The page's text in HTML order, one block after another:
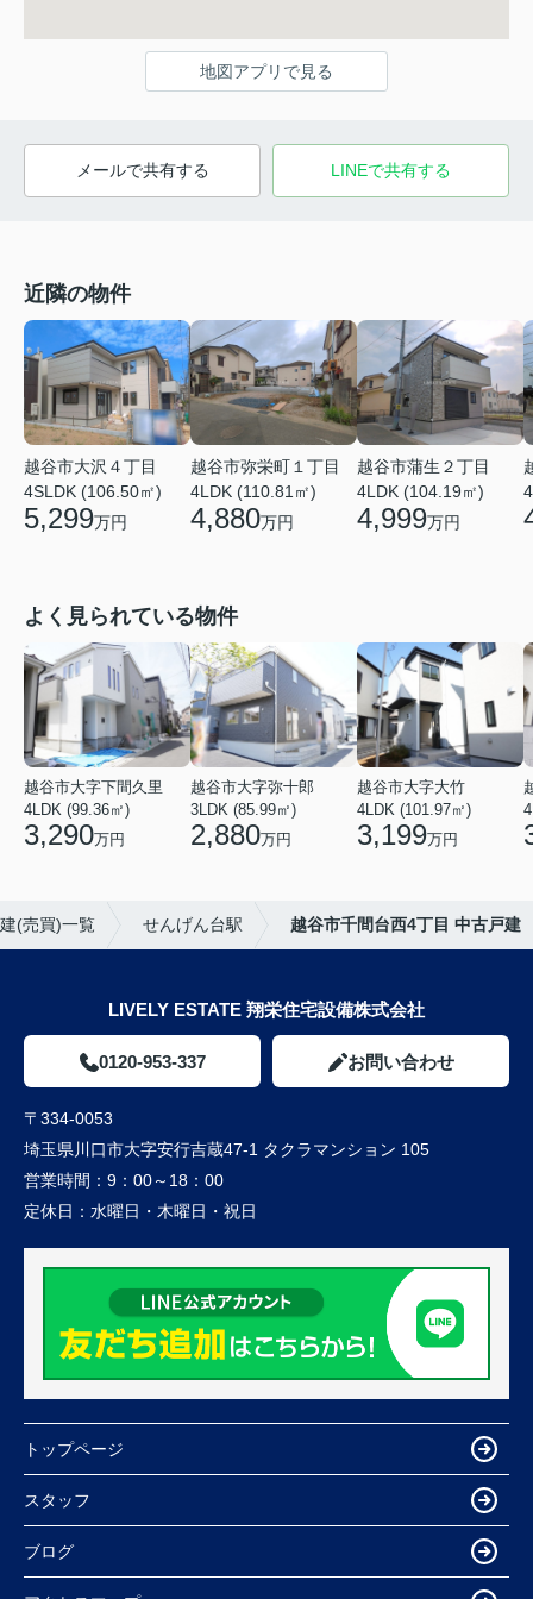
地図アプリで見る
メールで共有する LINEで共有する
近隣の物件
越谷市大沢４丁目
4SLDK (106.50㎡)
5,299万円
越谷市弥栄町１丁目
4LDK (110.81㎡)
4,880万円
越谷市蒲生２丁目
4LDK (104.19㎡)
4,999万円
よく見られている物件
越谷市大字下間久里
4LDK (99.36㎡)
3,290万円
越谷市大字弥十郎
3LDK (85.99㎡)
2,880万円
越谷市大字大竹
4LDK (101.97㎡)
3,199万円
(売買)一覧 せんげん台駅 越谷市千間台西4丁目 中古戸建
LIVELY ESTATE 翔栄住宅設備株式会社
0120-953-337 お問い合わせ
〒334-0053
埼玉県川口市大字安行吉蔵47-1 タクラマンション 105
営業時間： 9：00～18：00
定休日： 水曜日・木曜日・祝日
トップページ
スタッフ
ブログ